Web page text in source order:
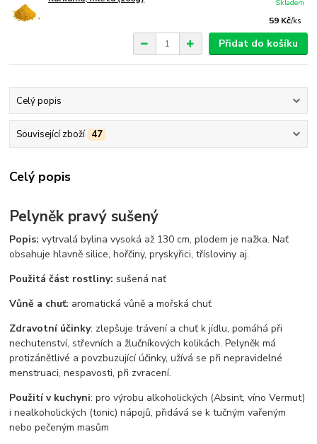
59 Kč/ks
Skladem
Přidat do košíku
Celý popis
Související zboží 47
Celý popis
Pelyněk pravý sušený
Popis: vytrvalá bylina vysoká až 130 cm, plodem je nažka. Nať
obsahuje hlavně silice, hořčiny, pryskyřici, třísloviny aj.
Použitá část rostliny: sušená nať
Vůně a chuť: aromatická vůně a mořská chuť
Zdravotní účinky: zlepšuje trávení a chuť k jídlu, pomáhá při
nechutenství, střevních a žlučníkových kolikách. Pelyněk má
protizánětlivé a povzbuzující účinky, užívá se při nepravidelné
menstruaci, nespavosti, při zvracení.
Použití v kuchyni: pro výrobu alkoholických (Absint, víno Vermut)
i nealkoholických (tonic) nápojů, přidává se k tučným vařeným
nebo pečeným masům